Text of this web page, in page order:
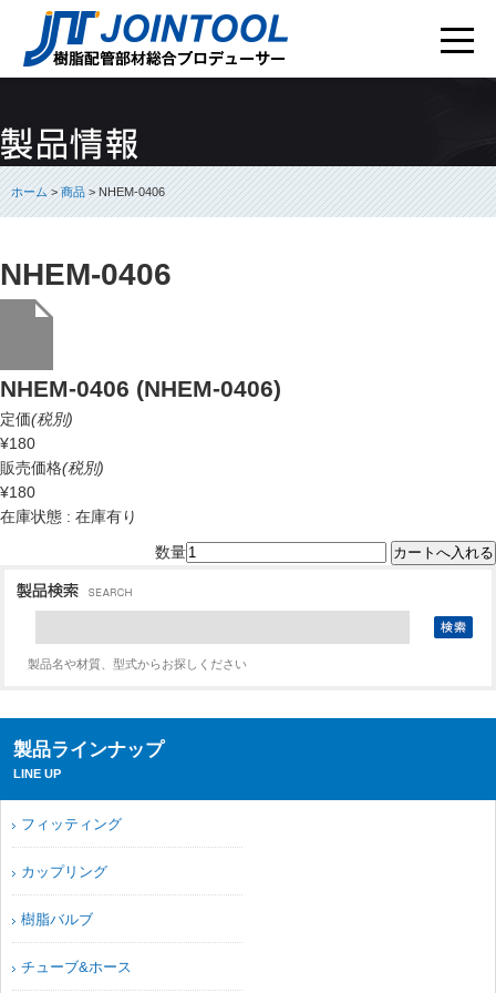
ホーム>商品> NHEM-0406
NHEM-0406
NHEM-0406 (NHEM-0406)
定価(税別)
¥180
販売価格(税別)
¥180
在庫状態 : 在庫有り
数量
製品名や材質、型式からお探しください
製品ラインナップ
LINE UP
フィッティング
カップリング
樹脂バルブ
チューブ&ホース